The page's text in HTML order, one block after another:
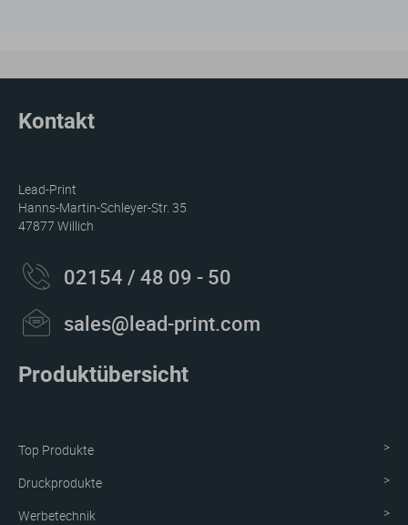
Kontakt
Lead-Print
Hanns-Martin-Schleyer-Str. 35
47877 Willich
02154 / 48 09 - 50
sales@lead-print.com
Produktübersicht
Top Produkte
Druckprodukte
Werbetechnik